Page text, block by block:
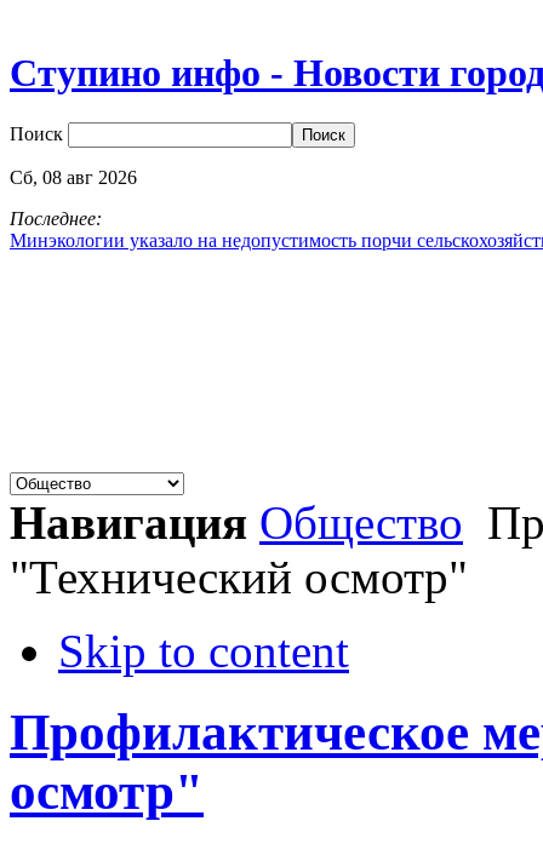
Ступино инфо - Новости
Поиск
Сб, 08 авг 2026
Последнее:
Минэкологии указало на недопустимость порчи
Навигация Общество
"Технический осмотр"
Skip to content
Профилактическое
осмотр"